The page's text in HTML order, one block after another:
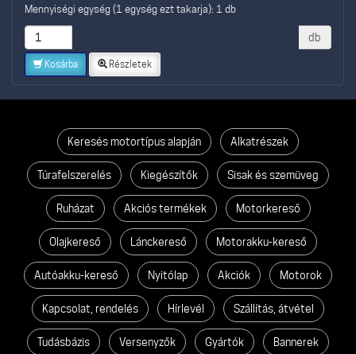
Mennyiségi egység (1 egység ezt takarja): 1 db
db
Kosárba Részletek
Keresés motortípus alapján Alkatrészek
Túrafelszerelés Kiegészítők Sisak és szemüveg
Ruházat Akciós termékek Motorkereső
Olajkereső Lánckereső Motorakku-kereső
Autóakku-kereső Nyitólap Akciók Motorok
Kapcsolat, rendelés Hírlevél Szállítás, átvétel
Tudásbázis Versenyzők Gyártók Bannerek